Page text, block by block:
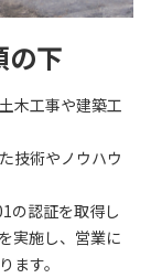
の下
木工事や建築工
技術やノウハウ
の認証を取得し
実施し、営業に
ます。